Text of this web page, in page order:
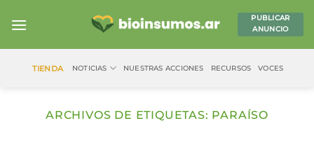
PUBLICAR
ANUNCIO
TIENDA NOTICIAS NUESTRAS ACCIONES RECURSOS VOCES
ARCHIVOS DE ETIQUETAS: PARAÍSO